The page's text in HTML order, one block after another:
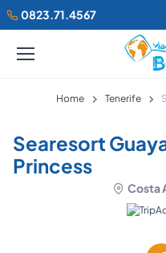
0823.71.4567
Home Tenerife
Searesort
Princess
Costa